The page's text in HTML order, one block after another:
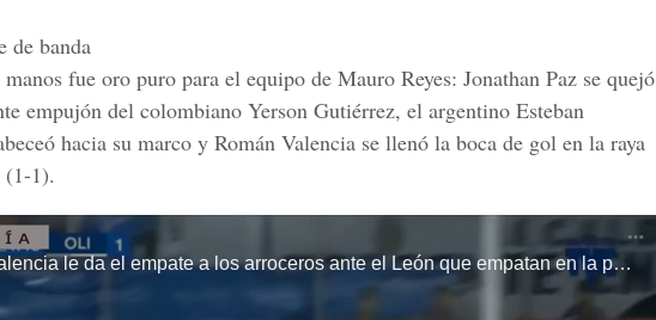
de banda
manos fue oro puro para el equipo de Mauro Reyes: Jonathan Paz se quejó
empujón del colombiano Yerson Gutiérrez, el argentino Esteban
hacia su marco y Román Valencia se llenó la boca de gol en la raya
(1-1).